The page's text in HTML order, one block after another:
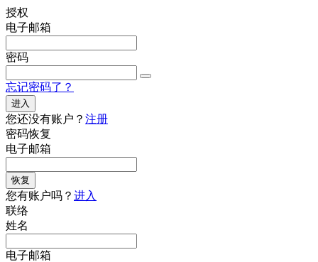
授权
电子邮箱
密码
忘记密码了？
进入
您还没有账户？ 注册
密码恢复
电子邮箱
恢复
您有账户吗？ 进入
联络
姓名
电子邮箱